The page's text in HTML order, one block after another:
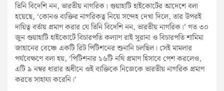
তিনি বিদেশি নন, ভারতীয় নাগরিক। গুয়াহাটি হাইকোর্টের আদেশে বলা
হয়েছে, ‘কোনও ব্যক্তির নাগরিকত্ব নিয়ে সন্দেহ দেখা দিলে, তার উপরই
দায়িত্ব বর্তায় প্রমাণ করার যে তিনি বিদেশি নন, ভারতীয় নাগরিক।’ গত ৩০
জুন গুয়াহাটি হাইকোর্টে বিচারপতি কল্যাণ রাই সুরানা ও বিচারপতি শামিমা
জাহানের বেঞ্চে একটি রিট পিটিশনের শুনানি চলছিল। সেই মামলার
পর্যবেক্ষণে বলা হয়, ‘পিটিশনার ১৬টি নথি প্রমাণ হিসাবে পেশ করলেও,
এটি ৯ নম্বর ধারার অধীনে ওই ব্যক্তিকে নিজেকে ভারতীয় নাগরিক প্রমাণ
করতে সাহায্য করেনি।’